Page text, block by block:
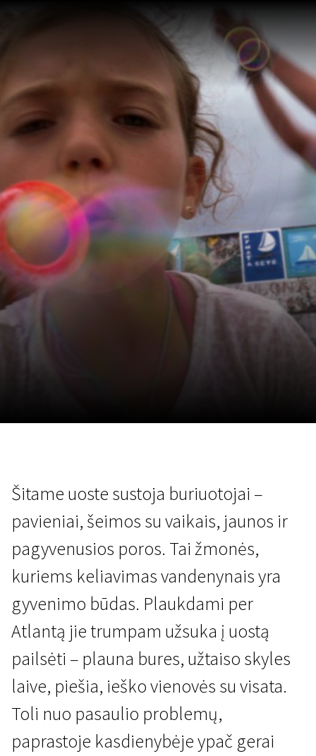
Šitame uoste sustoja buriuotojai –
pavieniai, šeimos su vaikais, jaunos ir
pagyvenusios poros. Tai žmonės,
kuriems keliavimas vandenynais yra
gyvenimo būdas. Plaukdami per
Atlantą jie trumpam užsuka į uostą
pailsėti – plauna bures, užtaiso skyles
laive, piešia, ieško vienovės su visata.
Toli nuo pasaulio problemų,
paprastoje kasdienybėje ypač gerai